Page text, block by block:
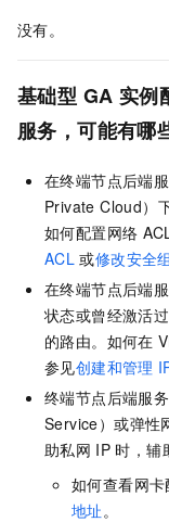
没有。
基础型 GA 实例
服务，可能有哪
在终端节点后端
Private Cloud）
如何配置网络
ACL 或修改安全
在终端节点后端
状态或曾经激活
的路由。如何在
参见创建和管理
终端节点后端服
Service）或弹性
助私网 IP 时，辅
如何查看网
地址 。